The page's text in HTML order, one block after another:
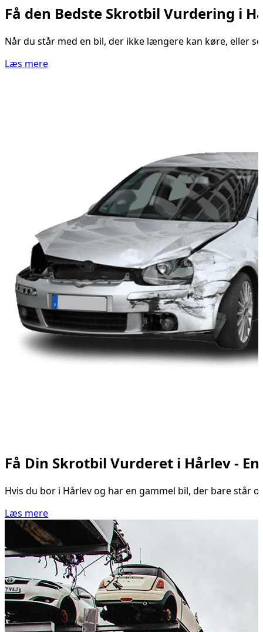
Få den Bedste Skrotbil Vurdering i
Når du står med en bil, der ikke længere kan køre, eller
Læs mere
Få Din Skrotbil Vurderet i Hårlev -
Hvis du bor i Hårlev og har en gammel bil, der bare står
Læs mere